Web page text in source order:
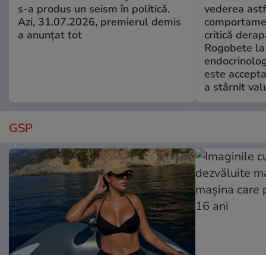
s-a produs un seism în politică.
Azi, 31.07.2026, premierul demis
a anunțat tot
vederea
critică
Rogobete
este
a stârnit
GSP